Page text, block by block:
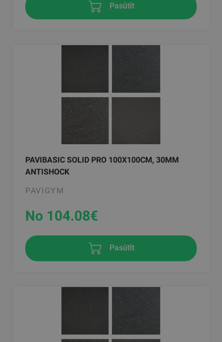
Pasūtīt
PAVIBASIC SOLID PRO 100X100CM, 30MM
ANTISHOCK
PAVIGYM
No 104.08€
Pasūtīt